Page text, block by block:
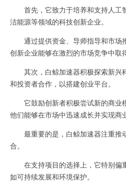
首先，它致力于培养和支持人工
洁能源等领域的科技创新企业。
通过提供资金、导师指导和市场
创新企业能够在激烈的市场竞争中取
其次，白鲸加速器积极探索新兴
和投资者合作，以搭建创业平台。
它鼓励创新者积极尝试新的商业
他们能够在市场中迅速成长并实现商
最重要的是，白鲸加速器注重推
合。
在支持项目的选择上，它特别偏
如可持续发展和环境保护。